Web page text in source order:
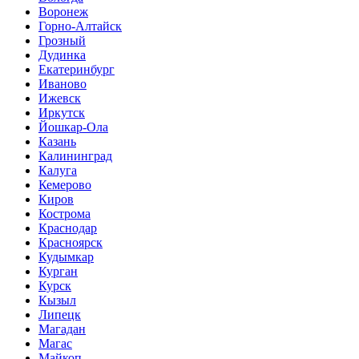
Воронеж
Горно-Алтайск
Грозный
Дудинка
Екатеринбург
Иваново
Ижевск
Иркутск
Йошкар-Ола
Казань
Калининград
Калуга
Кемерово
Киров
Кострома
Краснодар
Красноярск
Кудымкар
Курган
Курск
Кызыл
Липецк
Магадан
Магас